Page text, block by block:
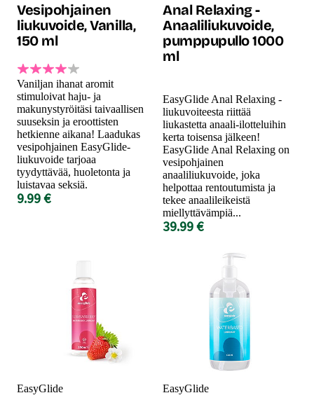
Vesipohjainen
liukuvoide, Vanilla,
150 ml
Vaniljan ihanat aromit
stimuloivat haju- ja
makunystyröitäsi taivaallisen
suuseksin ja eroottisten
hetkienne aikana! Laadukas
vesipohjainen EasyGlide-
liukuvoide tarjoaa
tyydyttävää, huoletonta ja
luistavaa seksiä.
9.99 €
Anal Relaxing -
Anaaliliukuvoide,
pumppupullo 1000
ml
EasyGlide Anal Relaxing -
liukuvoiteesta riittää
liukastetta anaali-ilotteluihin
kerta toisensa jälkeen!
EasyGlide Anal Relaxing on
vesipohjainen
anaaliliukuvoide, joka
helpottaa rentoutumista ja
tekee anaalileikeistä
miellyttävämpiä...
39.99 €
EasyGlide EasyGlide